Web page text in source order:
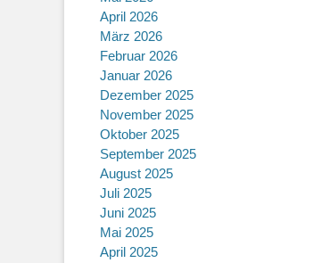
April 2026
März 2026
Februar 2026
Januar 2026
Dezember 2025
November 2025
Oktober 2025
September 2025
August 2025
Juli 2025
Juni 2025
Mai 2025
April 2025